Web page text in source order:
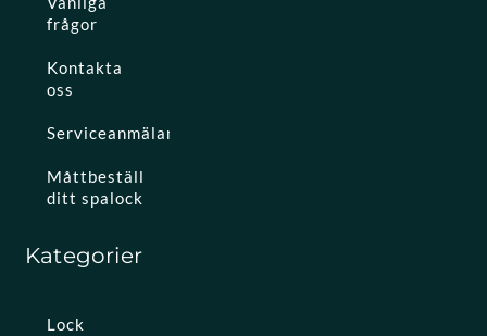
frågor
Kontakta
oss
Serviceanmälan
Måttbeställ
ditt spalock
Kategorier
Lock